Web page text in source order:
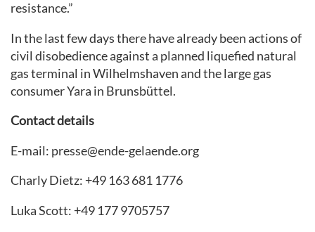
resistance.”
In the last few days there have already been actions of
civil disobedience against a planned liquefied natural
gas terminal in Wilhelmshaven and the large gas
consumer Yara in Brunsbüttel.
Contact details
E-mail: presse@ende-gelaende.org
Charly Dietz: +49 163 681 1776
Luka Scott: +49 177 9705757